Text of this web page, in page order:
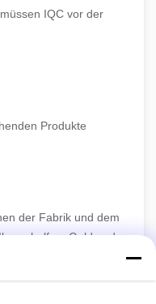
IQC vor der
Produkte
der Fabrik und dem
helfen, Geld und
professionelle
Reaktion für den